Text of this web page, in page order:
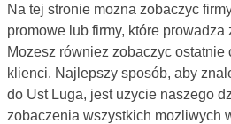
Na tej stronie mozna zobaczyc
promowe lub firmy, które
Mozesz równiez zobaczyc ostatnie
klienci. Najlepszy sposób, aby
do Ust Luga, jest uzycie naszego
zobaczenia wszystkich mozliwych